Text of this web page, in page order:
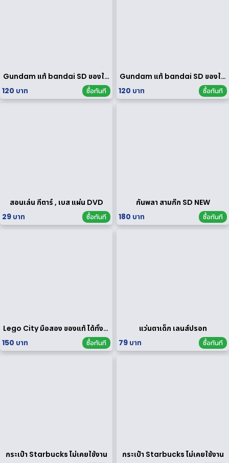
Gundam แท้ bandai SD ของใหม่
120 บาท
ซื้อทันที
Gundam แท้ bandai SD ของใหม่
120 บาท
ซื้อทันที
สอนเล่น กีตาร์ , เบส แผ่น DVD
29 บาท
ซื้อทันที
กันพลา สามก๊ก SD NEW
180 บาท
ซื้อทันที
Lego City มือสอง ของแท้ ได้ทั้งหมดตามรูป
150 บาท
ซื้อทันที
แว่นตาเด็ก เลนส์ปรอท
79 บาท
ซื้อทันที
กระเป๋า Starbucks ไม่เคยใช้งาน
กระเป๋า Starbucks ไม่เคยใช้งาน